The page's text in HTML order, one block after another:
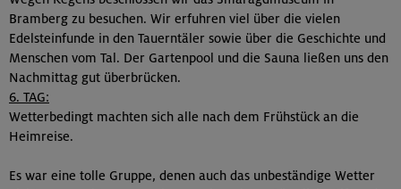
Bramberg zu besuchen. Wir erfuhren viel über die vielen
Edelsteinfunde in den Tauerntäler sowie über die Geschichte und
Menschen vom Tal. Der Gartenpool und die Sauna ließen uns den
Nachmittag gut überbrücken.
6. TAG:
Wetterbedingt machten sich alle nach dem Frühstück an die
Heimreise.
Es war eine tolle Gruppe, denen auch das unbeständige Wetter